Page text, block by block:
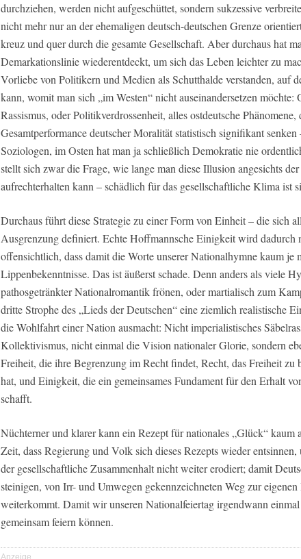
durchziehen, werden nicht aufgeschüttet, sondern sukzessive
nicht mehr nur an der ehemaligen deutsch-deutschen Grenze
kreuz und quer durch die gesamte Gesellschaft. Aber durchaus hat
Demarkationslinie wiederentdeckt, um sich das Leben leichter zu
Vorliebe von Politikern und Medien als Schutthalde verstanden, auf
kann, womit man sich „im Westen“ nicht auseinandersetzen
Rassismus, oder Politikverdrossenheit, alles ostdeutsche Phänomene,
Gesamtperformance deutscher Moralität statistisch signifikant
Soziologen, im Osten hat man ja schließlich Demokratie nie
stellt sich zwar die Frage, wie lange man diese Illusion angesichts
aufrechterhalten kann – schädlich für das gesellschaftliche Klima ist
Durchaus führt diese Strategie zu einer Form von Einheit – die sich
Ausgrenzung definiert. Echte Hoffmannsche Einigkeit wird dadurch
offensichtlich, dass damit die Worte unserer Nationalhymne kaum je
Lippenbekenntnisse. Das ist äußerst schade. Denn anders als viele
pathosgetränkter Nationalromantik frönen, oder martialisch zum
dritte Strophe des „Lieds der Deutschen“ eine ziemlich realistische
die Wohlfahrt einer Nation ausmacht: Nicht imperialistisches
Kollektivismus, nicht einmal die Vision nationaler Glorie, sondern
Freiheit, die ihre Begrenzung im Recht findet, Recht, das Freiheit zu
hat, und Einigkeit, die ein gemeinsames Fundament für den Erhalt
schafft.
Nüchterner und klarer kann ein Rezept für nationales „Glück“ kaum
Zeit, dass Regierung und Volk sich dieses Rezepts wieder
der gesellschaftliche Zusammenhalt nicht weiter erodiert; damit
steinigen, von Irr- und Umwegen gekennzeichneten Weg zur
weiterkommt. Damit wir unseren Nationalfeiertag irgendwann
gemeinsam feiern können.
Anzeige